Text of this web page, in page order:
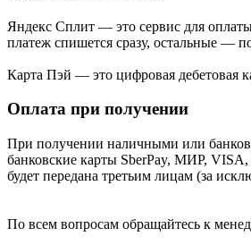
Яндекс Cплит — это сервис для
платеж спишется сразу, остальные —
Карта Пэй — это цифровая дебетовая
Оплата при получении
При получении наличными или
банковские карты SberPay, МИР,
будет передана третьим лицам (за
По всем вопросам обращайтесь к